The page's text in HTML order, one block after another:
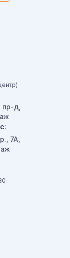
д,
7А,